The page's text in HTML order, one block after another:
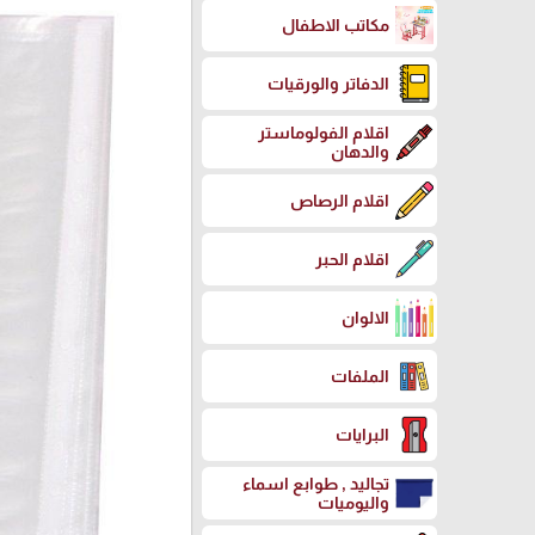
مكاتب الاطفال
الدفاتر والورقيات
اقلام الفولوماستر
والدهان
اقلام الرصاص
اقلام الحبر
الالوان
الملفات
البرايات
تجاليد , طوابع اسماء
واليوميات